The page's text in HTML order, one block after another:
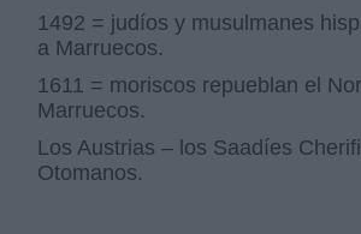
1492 = judíos y musulmanes
a Marruecos.
1611 = moriscos repueblan el
Marruecos.
Los Austrias – los Saadíes
Otomanos.